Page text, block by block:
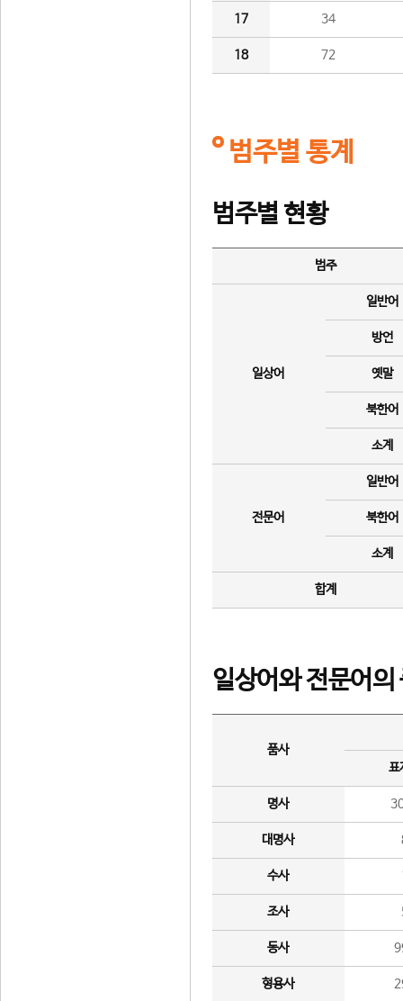
17 34
18 72
범주별 통계
범주별 현황
범주
일상어
일반어
방언
옛말
북한어
소계
전문어
일반어
북한어
소계
합계
일상어와 전문어의
품사
표
명사
대명사
수사
조사
동사
형용사